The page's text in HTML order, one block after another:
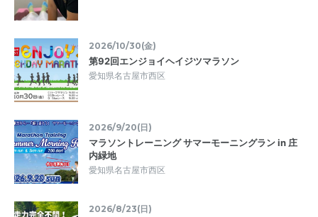
2026/10/30(金)
第92回エンジョイヘイジツマラソン
愛知県名古屋市西区
2026/9/20(日)
マラソントレーニング サマーモーニングラン in 庄
内緑地
愛知県名古屋市西区
2026/8/23(日)